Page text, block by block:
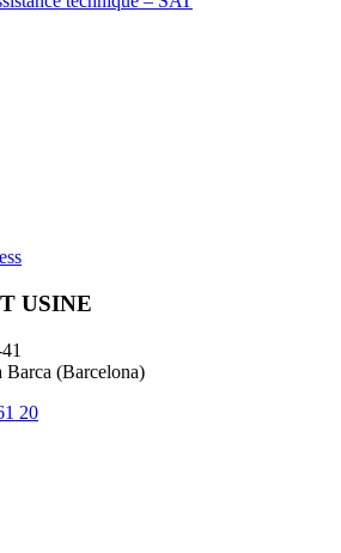
USINE
Barca (Barcelona)
20